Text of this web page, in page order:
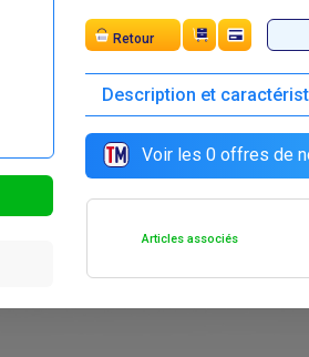
Retour
Description et
Voir les 0 offres de
Articles associés